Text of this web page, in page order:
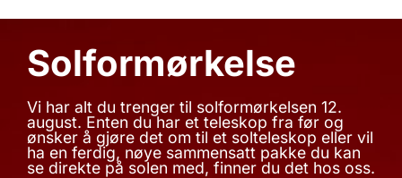
Solformørkelse
Vi har alt du trenger til solformørkelsen 12.
august. Enten du har et teleskop fra før og
ønsker å gjøre det om til et solteleskop eller vil
ha en ferdig, nøye sammensatt pakke du kan
se direkte på solen med, finner du det hos oss.